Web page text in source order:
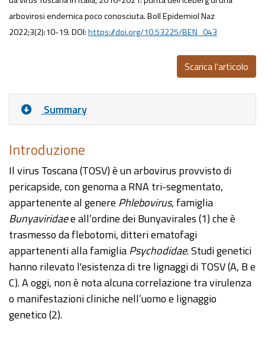
arbovirosi endemica poco conosciuta. Boll Epidemiol Naz
2022;3(2):10-19. DOI:https://doi.org/10.53225/BEN_043
Scarica l'articolo
Summary
Introduzione
Il virus Toscana (TOSV) è un arbovirus provvisto di
pericapside, con genoma a RNA tri-segmentato,
appartenente al genere Phlebovirus, famiglia
Bunyaviridaee all’ordine dei Bunyavirales (1) che è
trasmesso da flebotomi, ditteri ematofagi
appartenenti alla famigliaPsychodidae. Studi genetici
hanno rilevato l'esistenza di tre lignaggi di TOSV (A, B e
C). A oggi, non è nota alcuna correlazione tra virulenza
o manifestazioni cliniche nell’uomo e lignaggio
genetico (2).